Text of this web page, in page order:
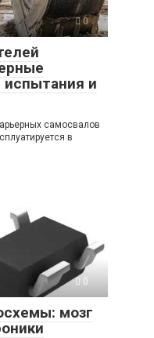
0
и
самосвалов
в
0
мозг